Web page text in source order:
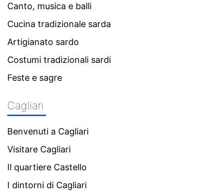
Canto, musica e balli
Cucina tradizionale sarda
Artigianato sardo
Costumi tradizionali sardi
Feste e sagre
Cagliari
Benvenuti a Cagliari
Visitare Cagliari
Il quartiere Castello
I dintorni di Cagliari